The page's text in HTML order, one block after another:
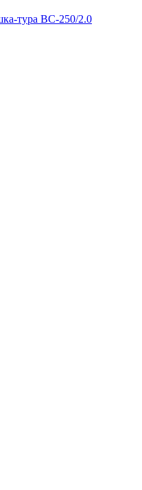
тура ВС-250/2.0